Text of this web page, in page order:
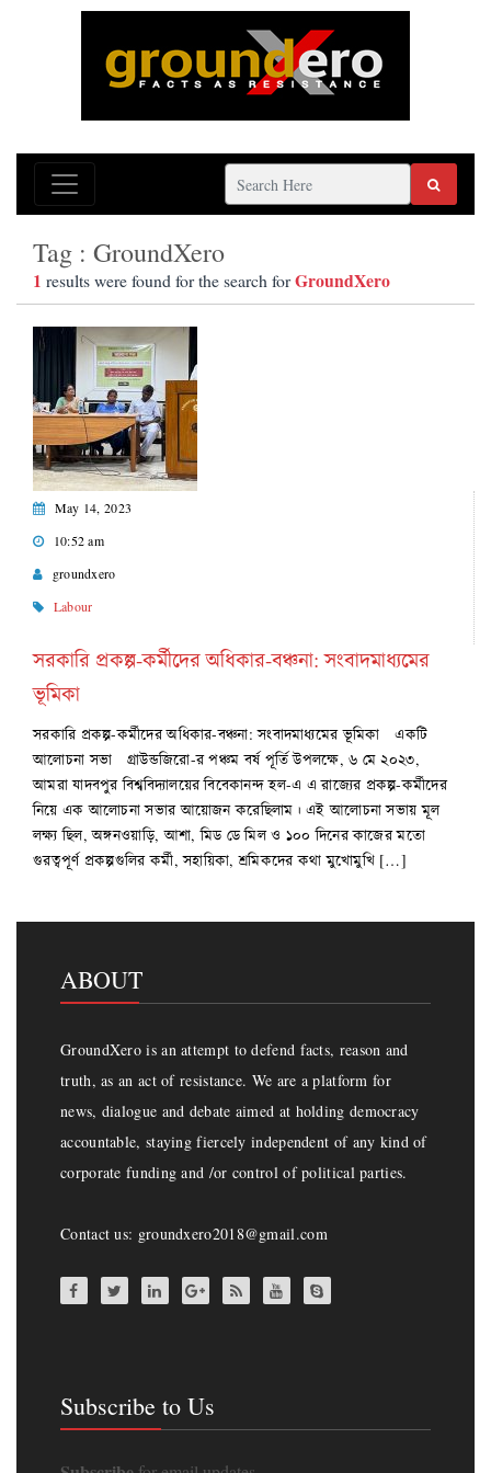
Tag : GroundXero
1 results were found for the search forGroundXero
May 14, 2023
10:52 am
groundxero
Labour
সরকারি প্রকল্প-কর্মীদের অধিকার-বঞ্চনা: সংবাদমাধ্যমের
ভূমিকা
সরকারি প্রকল্প-কর্মীদের অধিকার-বঞ্চনা: সংবাদমাধ্যমের ভূমিকা একটি
আলোচনা সভা গ্রাউন্ডজিরো-র পঞ্চম বর্ষ পূর্তি উপলক্ষে, ৬ মে ২০২৩,
আমরা যাদবপুর বিশ্ববিদ্যালয়ের বিবেকানন্দ হল-এ এ রাজ্যের প্রকল্প-কর্মীদের
নিয়ে এক আলোচনা সভার আয়োজন করেছিলাম। এই আলোচনা সভায় মূল
লক্ষ্য ছিল, অঙ্গনওয়াড়ি, আশা, মিড ডে মিল ও ১০০ দিনের কাজের মতো
গুরত্বপূর্ণ প্রকল্পগুলির কর্মী, সহায়িকা, শ্রমিকদের কথা মুখোমুখি […]
ABOUT
GroundXero is an attempt to defend facts, reason and
truth, as an act of resistance. We are a platform for
news, dialogue and debate aimed at holding democracy
accountable, staying fiercely independent of any kind of
corporate funding and /or control of political parties.
Contact us: groundxero2018@gmail.com
Subscribe to Us